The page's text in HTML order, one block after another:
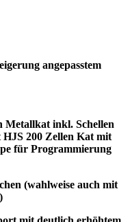
angepasstem
Metallkat inkl. Schellen
200 Zellen Kat mit
für Programmierung
(wahlweise auch mit